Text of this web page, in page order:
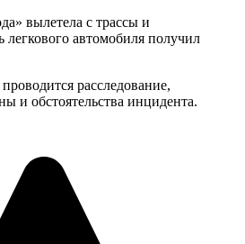
вылетела с трассы и
легкового автомобиля получил
расследование,
и обстоятельства инцидента.